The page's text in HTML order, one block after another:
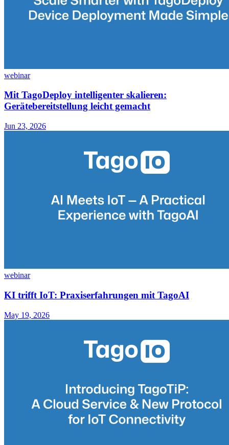
webinar
Mit TagoDeploy intelligenter skalieren:
Gerätebereitstellung leicht gemacht
Jun 23, 2026
webinar
KI trifft IoT: Praxiserfahrungen mit TagoAI
May 19, 2026